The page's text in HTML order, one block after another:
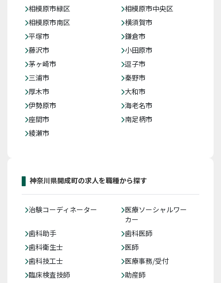
相模原市緑区
相模原市中央区
相模原市南区
横須賀市
平塚市
鎌倉市
藤沢市
小田原市
茅ヶ崎市
逗子市
三浦市
秦野市
厚木市
大和市
伊勢原市
海老名市
座間市
南足柄市
綾瀬市
神奈川県開成町の求人を職種から探す
治験コーディネーター
医療ソーシャルワー
カー
歯科助手
歯科医師
歯科衛生士
医師
歯科技工士
医療事務/受付
臨床検査技師
助産師